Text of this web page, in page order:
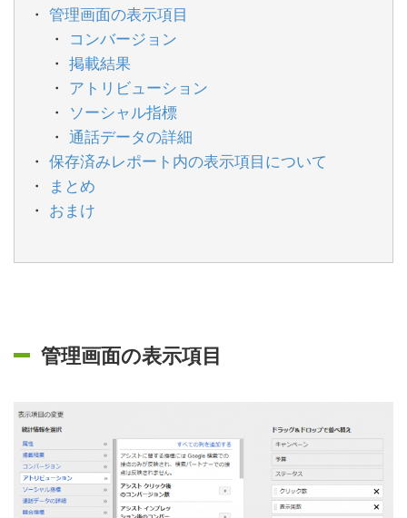
管理画面の表示項目
コンバージョン
掲載結果
アトリビューション
ソーシャル指標
通話データの詳細
保存済みレポート内の表示項目について
まとめ
おまけ
管理画面の表示項目